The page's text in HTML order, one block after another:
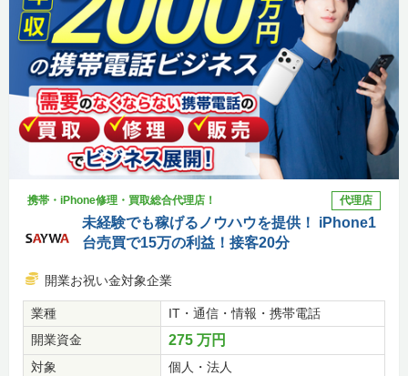
携帯・iPhone修理・買取総合代理店！ 代理店
未経験でも稼げるノウハウを提供！ iPhone1
台売買で15万の利益！接客20分
開業お祝い金対象企業
業種
IT・通信・情報・携帯電話
開業資金
275 万円
対象
個人・法人